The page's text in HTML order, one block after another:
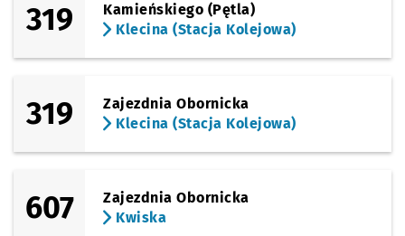
319
Kamieńskiego (Pętla)
Klecina (Stacja Kolejowa)
319
Zajezdnia Obornicka
Klecina (Stacja Kolejowa)
607
Zajezdnia Obornicka
Kwiska